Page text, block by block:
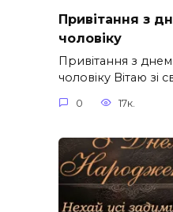
Привітання з
чоловіку
Привітання з
чоловіку Вітаю зі
0 17к.